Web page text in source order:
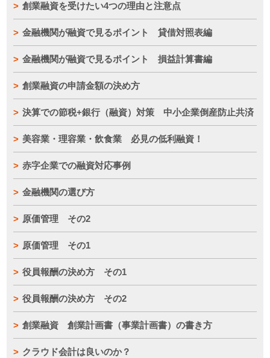
創業融資を受けたい4つの理由と注意点
金融機関が融資で見るポイント 貸借対照表編
金融機関が融資で見るポイント 損益計算書編
創業融資の申請金額の決め方
決算での節税+銀行（融資）対策 中小企業倒産防止共済
美容業・理容業・飲食業 必見の低利融資！
赤字企業での融資対応事例
金融機関の選び方
原価管理 その2
原価管理 その1
役員報酬の決め方 その1
役員報酬の決め方 その2
創業融資 創業計画書（事業計画書）の書き方
クラウド会計は良いのか？